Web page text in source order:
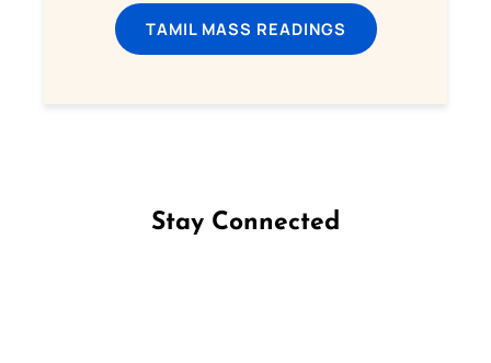
TAMIL MASS READINGS
Stay Connected